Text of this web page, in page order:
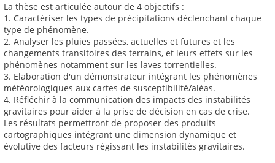
La thèse est articulée autour de 4 objectifs :
1. Caractériser les types de précipitations déclenchant chaque
type de phénomène.
2. Analyser les pluies passées, actuelles et futures et les
changements transitoires des terrains, et leurs effets sur les
phénomènes notamment sur les laves torrentielles.
3. Elaboration d'un démonstrateur intégrant les phénomènes
météorologiques aux cartes de susceptibilité/aléas.
4. Réfléchir à la communication des impacts des instabilités
gravitaires pour aider à la prise de décision en cas de crise.
Les résultats permettront de proposer des produits
cartographiques intégrant une dimension dynamique et
évolutive des facteurs régissant les instabilités gravitaires.